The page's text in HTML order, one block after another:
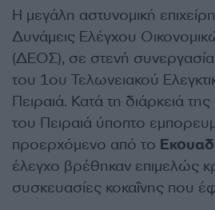
Η μεγάλη αστυνομική
Δυνάμεις Ελέγχου
(ΔΕΟΣ), σε στενή συνεργασία
του 1ου Τελωνειακού
Πειραιά. Κατά τη διάρκειά
του Πειραιά ύποπτο
προερχόμενο από το
έλεγχο βρέθηκαν επιμελώς
συσκευασίες κοκαΐνης που